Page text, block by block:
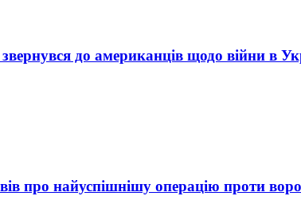
до американців щодо війни в
про найуспішнішу операцію проти